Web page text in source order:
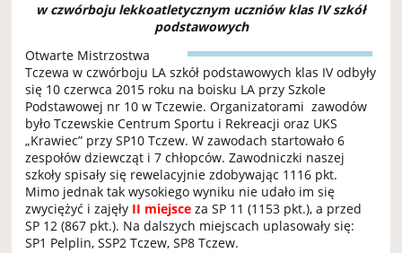
w czwórboju lekkoatletycznym uczniów klas IV szkół
podstawowych
Otwarte Mistrzostwa
Tczewa w czwórboju LA szkół podstawowych klas IV odbyły
się 10 czerwca 2015 roku na boisku LA przy Szkole
Podstawowej nr 10 w Tczewie. Organizatorami zawodów
było Tczewskie Centrum Sportu i Rekreacji oraz UKS
„Krawiec” przy SP10 Tczew. W zawodach startowało 6
zespołów dziewcząt i 7 chłopców. Zawodniczki naszej
szkoły spisały się rewelacyjnie zdobywając 1116 pkt.
Mimo jednak tak wysokiego wyniku nie udało im się
zwyciężyć i zajęły II miejsce za SP 11 (1153 pkt.), a przed
SP 12 (867 pkt.). Na dalszych miejscach uplasowały się:
SP1 Pelplin, SSP2 Tczew, SP8 Tczew.